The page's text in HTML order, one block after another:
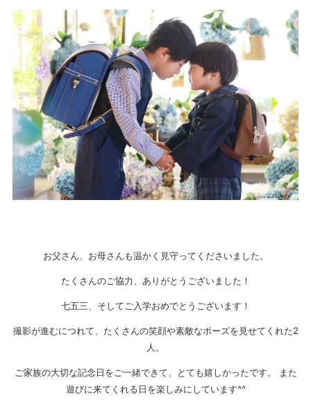
お父さん、お母さんも温かく見守ってくださいました。
たくさんのご協力、ありがとうございました！
七五三、そしてご入学おめでとうございます！
撮影が進むにつれて、たくさんの笑顔や素敵なポーズを見せてくれた2
人。
ご家族の大切な記念日をご一緒できて、とても嬉しかったです。 また
遊びに来てくれる日を楽しみにしています^^